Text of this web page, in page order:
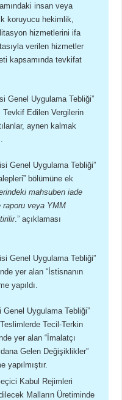
insan veya
koruyucu hekimlik,
hizmetlerini ifa
verilen hizmetler
kapsamında tevkifat
Genel Uygulama Tebliği”
Edilen Vergilerin
aynen kalmak
Genel Uygulama Tebliği”
bölümüne ek
mahsuben iade
raporu veya YMM
.” açıklaması
Genel Uygulama Tebliği”
yer alan “İstisnanın
yapıldı.
Genel Uygulama Tebliği”
Tecil-Terkin
yer alan “İmalatçı
Gelen Değişiklikler”
yapılmıştır.
Kabul Rejimleri
Malların Üretiminde